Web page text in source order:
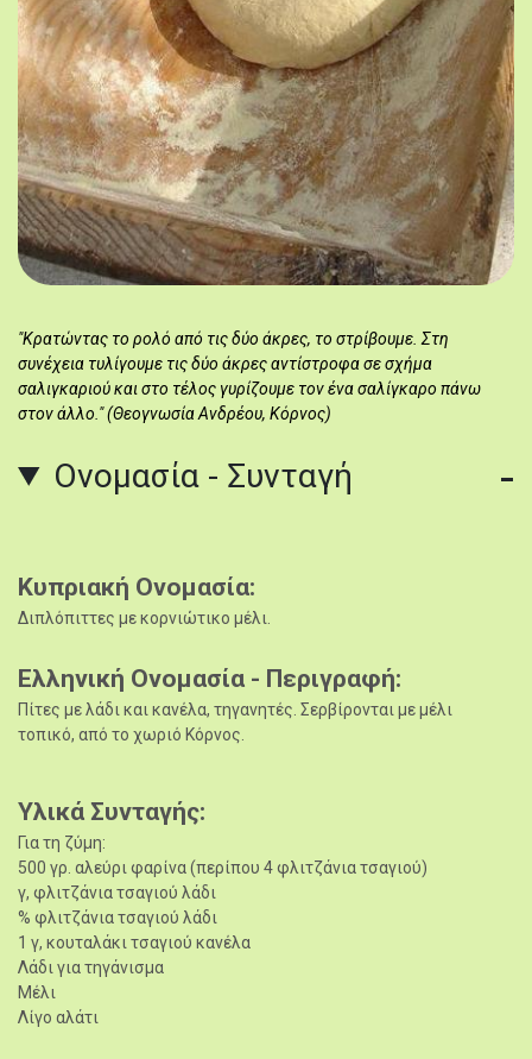
"Κρατώντας το ρολό από τις δύο άκρες, το στρίβουμε. Στη
συνέχεια τυλίγουμε τις δύο άκρες αντίστροφα σε σχήμα
σαλιγκαριού και στο τέλος γυρίζουμε τον ένα σαλίγκαρο πάνω
στον άλλο." (Θεογνωσία Ανδρέου, Κόρνος)
Ονομασία - Συνταγή
Κυπριακή Ονομασία
Διπλόπιττες με κορνιώτικο μέλι.
Ελληνική Ονομασία - Περιγραφή
Πίτες με λάδι και κανέλα, τηγανητές. Σερβίρονται με μέλι
τοπικό, από το χωριό Κόρνος.
Υλικά Συνταγής
Για τη ζύμη:
500 γρ. αλεύρι φαρίνα (περίπου 4 φλιτζάνια τσαγιού)
γ, φλιτζάνια τσαγιού λάδι
% φλιτζάνια τσαγιού λάδι
1 γ, κουταλάκι τσαγιού κανέλα
Λάδι για τηγάνισμα
Μέλι
Λίγο αλάτι